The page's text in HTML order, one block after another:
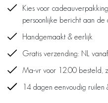
Kies voor
persoonlijke bericht aan de
Handgemaakt & eerlijk
Gratis verzending: NL
Ma-vr voor 12.00 besteld,
14 dagen eenvoudig ruilen